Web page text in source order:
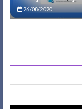
26/08/2020